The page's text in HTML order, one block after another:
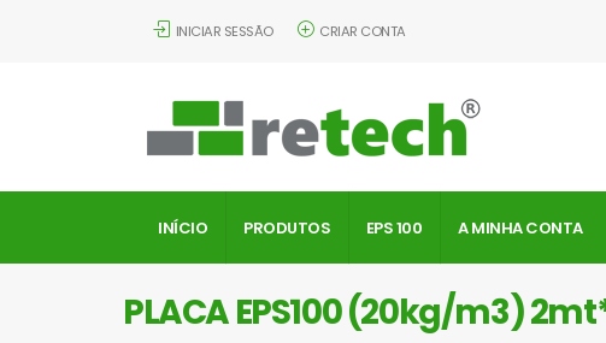
INICIAR SESSÃO CRIAR CONTA
INÍCIO PRODUTOS EPS 100 A MINHA CONTA
PLACA EPS100 (20kg/m3)